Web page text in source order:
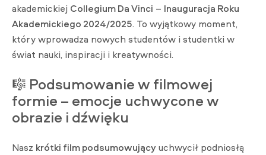
akademickiej Collegium Da Vinci – Inauguracja Roku
Akademickiego 2024/2025. To wyjątkowy moment,
który wprowadza nowych studentów i studentki w
świat nauki, inspiracji i kreatywności.
🎼 Podsumowanie w filmowej
formie – emocje uchwycone w
obrazie i dźwięku
Nasz krótki film podsumowującyuchwycił podniosłą